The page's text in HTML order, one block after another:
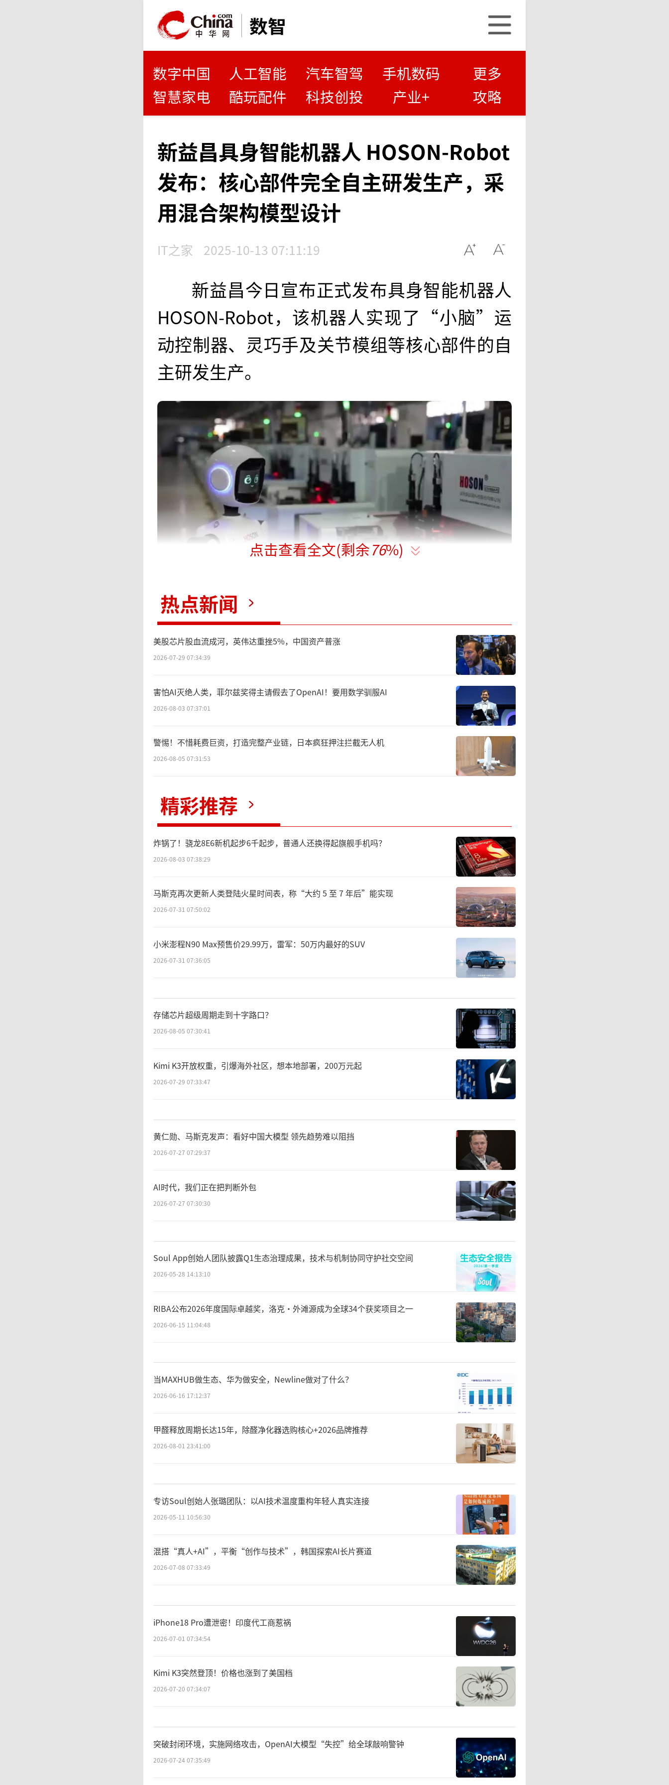
数智
数字中国 人工智能 汽车智驾 手机数码
更多
智慧家电
酷玩配件 科技创投 产业+ 攻略
新益昌具身智能机器人 HOSON-Robot
发布：核心部件完全自主研发生产，采
用混合架构模型设计
IT之家 2025-10-13 07:11:19
新益昌今日宣布正式发布具身智能机器人
HOSON-Robot，该机器人实现了“小脑”运
动控制器、灵巧手及关节模组等核心部件的自
主研发生产。
在具身智能模型层面，HOSON-Robot采
用混合智能架构，融合端到端模型的“直觉响
应”与“快慢双系统分层模型”两种架构。其
中，高层系统专注于语义理解、任务规划与抽
象决策；底层系统则负责实时动作生成、闭环
控制和精确执行。针对日常生活场景下的任
务，HOSON-Robot采用VLA端到端模型完成
快速训练学习，而对高安全、高确定性场景下
的任务，则切换为分层模型去实现。这一设计
旨在解决端到端模型的不可解释性以及降低非
确定性风险，既满足当前工业场景的作业要
求，也可替代人工完成高强度、高精密作业，
并为后续拓展多场景奠定技术基础。
新益昌自主研发的具身智能小脑控制器R
MC100已成功搭载于HOSON-Robot上，基于
多核异构架构，集成运动控制、多协议通信、
避障感知及远程维护能力。RMC100支持64组
关节电机同步驱动，在同步时间误差小于100
纳秒的情况下，控制频率高达4千赫兹，为机
器人在工业场景中替代人工并保障作业精度提
供稳定支撑。
新益昌灵巧手基于高精度DDR电机、运动
控制卡及高性能一体式控制器等自研部件，可
依场景采用自适应控制策略。其基于旋量理论
的运动学模型实现毫秒级实时解算，融合触
觉、力矩与位置信息实现高精度控制，目前已
完成工业场景初步适配，未来将拓展更多应用
点击查看全文(剩余76%)
热点新闻
美股芯片股血流成河，英伟达重挫5%，中国资产普涨
2026-07-29 07:34:39
害怕AI灭绝人类，菲尔兹奖得主请假去了OpenAI！要用数学驯服AI
2026-08-03 07:37:01
警惕！不惜耗费巨资，打造完整产业链，日本疯狂押注拦截无人机
2026-08-05 07:31:53
精彩推荐
炸锅了！骁龙8E6新机起步6千起步，普通人还换得起旗舰手机吗？
2026-08-03 07:38:29
马斯克再次更新人类登陆火星时间表，称“大约 5 至 7 年后”能实现
2026-07-31 07:50:02
小米澎程N90 Max预售价29.99万，雷军：50万内最好的SUV
2026-07-31 07:36:05
存储芯片超级周期走到十字路口？
2026-08-05 07:30:41
Kimi K3开放权重，引爆海外社区，想本地部署，200万元起
2026-07-29 07:33:47
黄仁勋、马斯克发声：看好中国大模型 领先趋势难以阻挡
2026-07-27 07:29:37
AI时代，我们正在把判断外包
2026-07-27 07:30:30
Soul App创始人团队披露Q1生态治理成果，技术与机制协同守护社交空间
2026-05-28 14:13:10
RIBA公布2026年度国际卓越奖，洛克·外滩源成为全球34个获奖项目之一
2026-06-15 11:04:48
当MAXHUB做生态、华为做安全，Newline做对了什么？
2026-06-16 17:12:37
甲醛释放周期长达15年，除醛净化器选购核心+2026品牌推荐
2026-08-01 23:41:00
专访Soul创始人张璐团队：以AI技术温度重构年轻人真实连接
2026-05-11 10:56:30
混搭“真人+AI”，平衡“创作与技术”，韩国探索AI长片赛道
2026-07-08 07:33:49
iPhone18 Pro遭泄密！印度代工商惹祸
2026-07-01 07:34:54
Kimi K3突然登顶！价格也涨到了美国档
2026-07-20 07:34:07
突破封闭环境，实施网络攻击，OpenAI大模型“失控”给全球敲响警钟
2026-07-24 07:35:49